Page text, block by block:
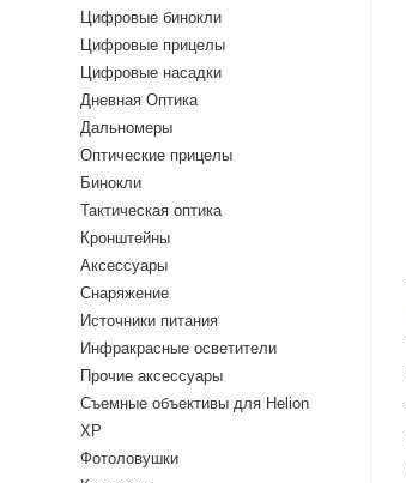
Цифровые бинокли
Цифровые прицелы
Цифровые насадки
Дневная Оптика
Дальномеры
Оптические прицелы
Бинокли
Тактическая оптика
Кронштейны
Аксессуары
Снаряжение
Источники питания
Инфракрасные осветители
Прочие аксессуары
Съемные объективы для Helion
XP
Фотоловушки